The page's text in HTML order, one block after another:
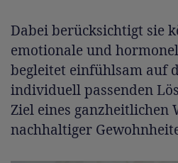
Dabei berücksichtigt sie
emotionale und
begleitet einfühlsam auf
individuell passenden
Ziel eines ganzheitlichen
nachhaltiger